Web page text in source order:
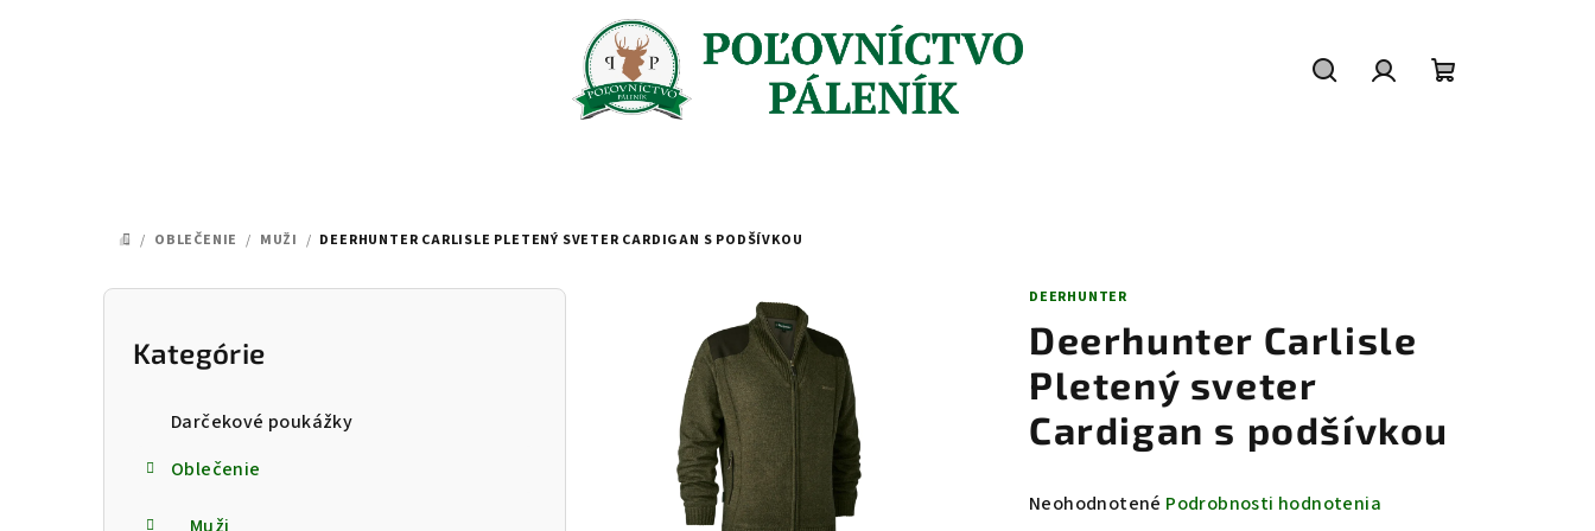
DOMOV
/ OBLEČENIE / MUŽI / DEERHUNTER CARLISLE PLETENÝ SVETER CARDIGAN S PODŠÍVKOU
Preskočiť
kategórie
Kategórie
Darčekové poukážky
Oblečenie
DEERHUNTER
Deerhunter Carlisle
Pletený sveter
Cardigan s podšívkou
Priemerné
Neohodnotené Podrobnosti hodnotenia